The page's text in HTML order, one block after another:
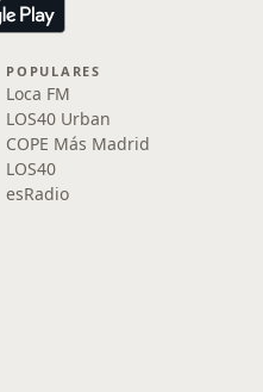
POPULARES
Loca FM
LOS40 Urban
COPE Más Madrid
LOS40
esRadio